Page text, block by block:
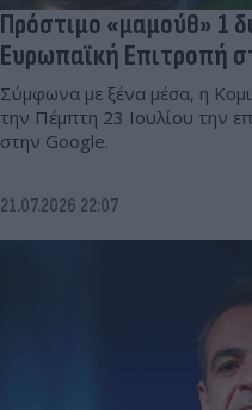
Πρόστιμο «μαμούθ» 1
Ευρωπαϊκή Επιτροπή
Σύμφωνα με ξένα μέσα, η
την Πέμπτη 23 Ιουλίου την
στην Google.
21.07.2026 22:07